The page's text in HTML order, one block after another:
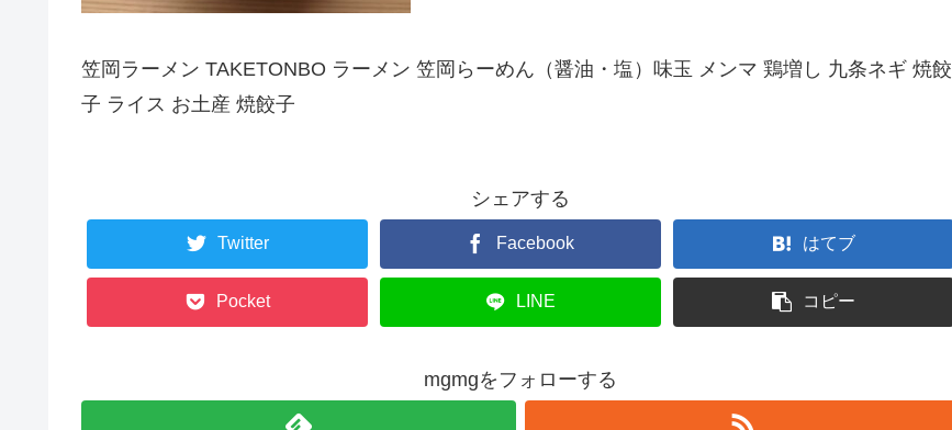
笠岡ラーメン TAKETONBO ラーメン 笠岡らーめん（醤油・塩）味玉 メンマ 鶏増し 九条ネギ 焼餃
子 ライス お土産 焼餃子
シェアする
Twitter Facebook はてブ
Pocket LINE コピー
mgmgをフォローする